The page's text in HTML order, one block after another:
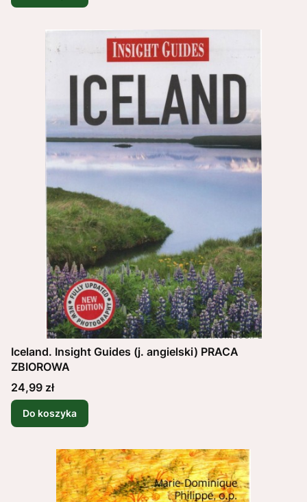
Iceland. Insight Guides (j. angielski) PRACA
ZBIOROWA
Cena
24,99 zł
Do koszyka